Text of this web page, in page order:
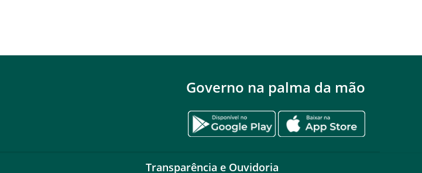
Governo na palma da mão
Transparência e Ouvidoria